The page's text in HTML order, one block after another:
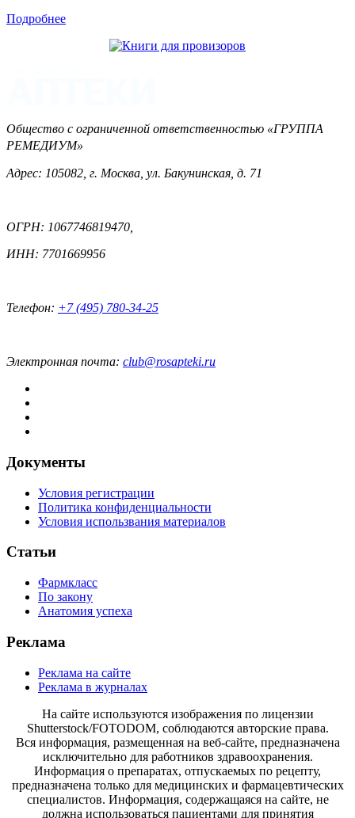
Подробнее
Общество с ограниченной ответственностью «ГРУППА
РЕМЕДИУМ»
Адрес: 105082, г. Москва, ул. Бакунинская, д. 71
ОГРН: 1067746819470,
ИНН: 7701669956
Телефон: +7 (495) 780-34-25
Электронная почта: club@rosapteki.ru
Документы
Условия регистрации
Политика конфиденциальности
Условия использвания материалов
Статьи
Фармкласс
По закону
Анатомия успеха
Реклама
Реклама на сайте
Реклама в журналах
На сайте используются изображения по лицензии
Shutterstock/FOTODOM, соблюдаются авторские права.
Вся информация, размещенная на веб-сайте, предназначена
исключительно для работников здравоохранения.
Информация о препаратах, отпускаемых по рецепту,
предназначена только для медицинских и фармацевтических
специалистов. Информация, содержащаяся на сайте, не
должна использоваться пациентами для принятия